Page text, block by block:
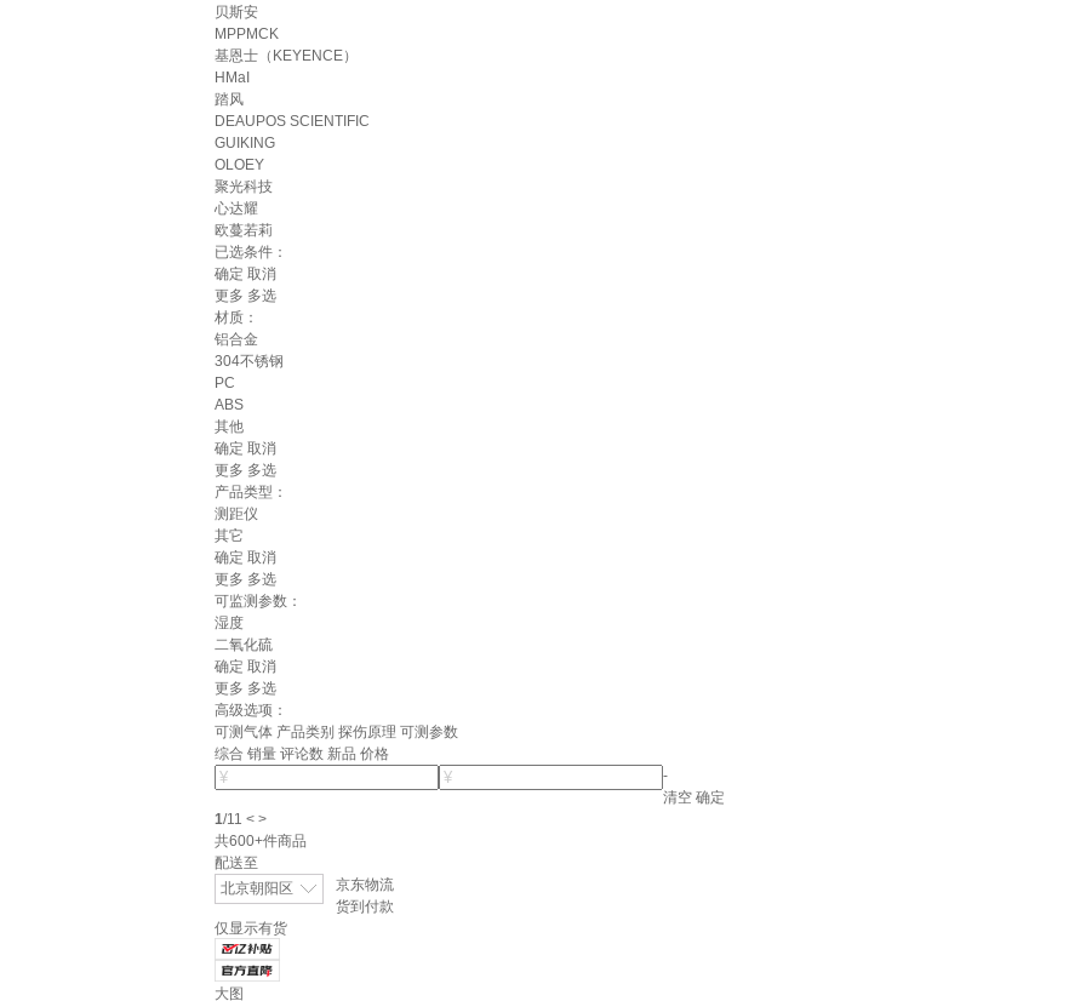
贝斯安
MPPMCK
基恩士（KEYENCE）
HMaI
踏风
DEAUPOS SCIENTIFIC
GUIKING
OLOEY
聚光科技
心达耀
欧蔓若莉
已选条件：
确定 取消
更多 多选
材质：
铝合金
304不锈钢
PC
ABS
其他
确定 取消
更多 多选
产品类型：
测距仪
其它
确定 取消
更多 多选
可监测参数：
湿度
二氧化硫
确定 取消
更多 多选
高级选项：
可测气体 产品类别 探伤原理 可测参数
综合 销量 评论数 新品 价格
-
清空 确定
1/11 < >
共600+件商品
配送至
北京朝阳区
京东物流
货到付款
仅显示有货
大图